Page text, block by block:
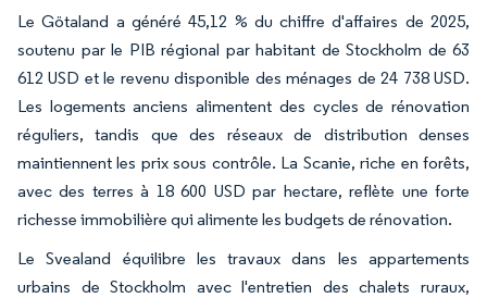
Le Götaland a généré 45,12 % du chiffre d'affaires de 2025,
soutenu par le PIB régional par habitant de Stockholm de 63
612 USD et le revenu disponible des ménages de 24 738 USD.
Les logements anciens alimentent des cycles de rénovation
réguliers, tandis que des réseaux de distribution denses
maintiennent les prix sous contrôle. La Scanie, riche en forêts,
avec des terres à 18 600 USD par hectare, reflète une forte
richesse immobilière qui alimente les budgets de rénovation.
Le Svealand équilibre les travaux dans les appartements
urbains de Stockholm avec l'entretien des chalets ruraux,